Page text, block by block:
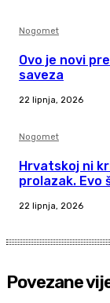
Nogomet
Ovo je novi
saveza
22 lipnja, 2026
Nogomet
Hrvatskoj ni
prolazak. Evo
22 lipnja, 2026
Povezane